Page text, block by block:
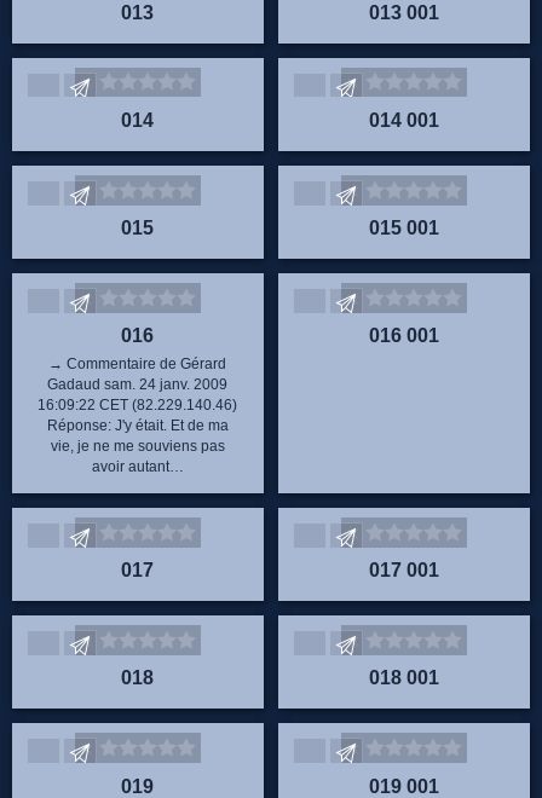
013 013 001
Envoyez vos commentaires
014
Envoyez vos
014 001
Envoyez vos commentaires
015
Envoyez vos
015 001
Envoyez vos commentaires
016
→ Commentaire de Gérard
Gadaud sam. 24 janv. 2009
16:09:22 CET (82.229.140.46)
Réponse: J'y était. Et de ma
vie, je ne me souviens pas
avoir autant…
Envoyez vos
016 001
Envoyez vos commentaires
017
Envoyez vos
017 001
Envoyez vos commentaires
018
Envoyez vos
018 001
Envoyez vos commentaires
019
Envoyez vos
019 001